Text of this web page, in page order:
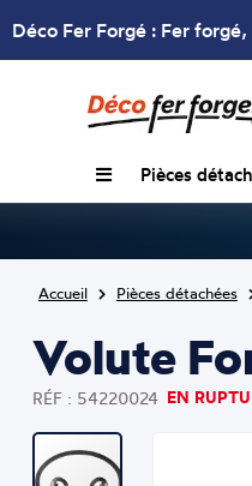
Déco Fer Forgé : Fer
Pièces
Accueil Pièces détachées
Volute
RÉF : 54220024 EN